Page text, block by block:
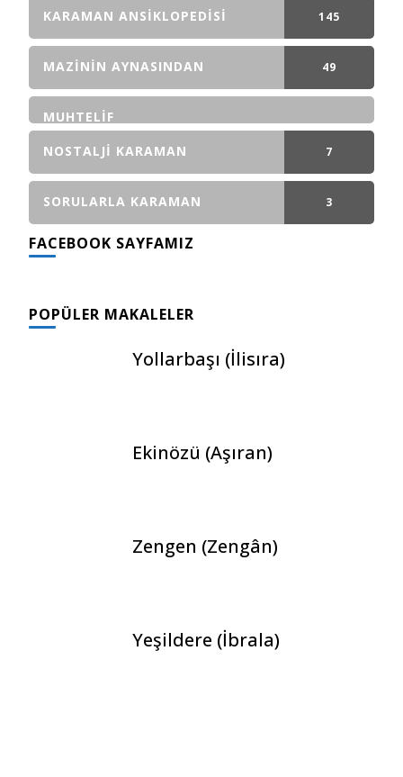
GÖNDERI(LER)
KARAMAN ANSIKLOPEDISI 145
GÖNDERI(LER)
MAZININ AYNASINDAN 49
MUHTELIF
NOSTALJI KARAMAN
7
GÖNDERI(LER)
SORULARLA KARAMAN 3
FACEBOOK SAYFAMIZ
POPÜLER MAKALELER
Yollarbaşı (İlisıra)
Ekinözü (Aşıran)
Zengen (Zengân)
Yeşildere (İbrala)